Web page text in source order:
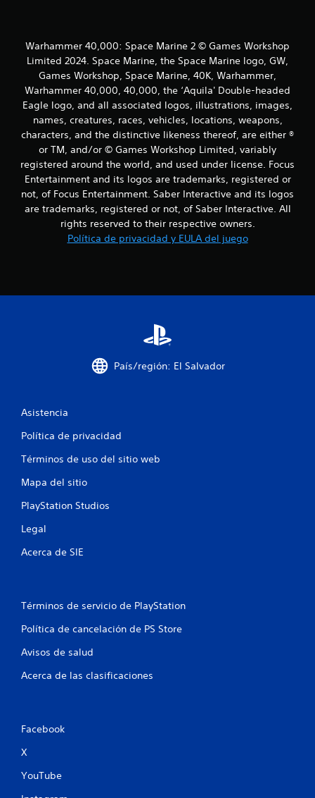
6
5
0
c
a
l
i
c
Warhammer 40,000: Space Marine 2 © Games Workshop
Limited 2024. Space Marine, the Space Marine logo, GW,
Games Workshop, Space Marine, 40K, Warhammer,
Warhammer 40,000, 40,000, the ‘Aquila' Double-headed
Eagle logo, and all associated logos, illustrations, images,
names, creatures, races, vehicles, locations, weapons,
characters, and the distinctive likeness thereof, are either ®
or TM, and/or © Games Workshop Limited, variably
registered around the world, and used under license. Focus
Entertainment and its logos are trademarks, registered or
not, of Focus Entertainment. Saber Interactive and its logos
are trademarks, registered or not, of Saber Interactive. All
rights reserved to their respective owners.
Política de privacidad y EULA del juego
País/región: El Salvador
Asistencia
Política de privacidad
Términos de uso del sitio web
Mapa del sitio
PlayStation Studios
Legal
Acerca de SIE
Términos de servicio de PlayStation
Política de cancelación de PS Store
Avisos de salud
Acerca de las clasificaciones
Facebook
X
YouTube